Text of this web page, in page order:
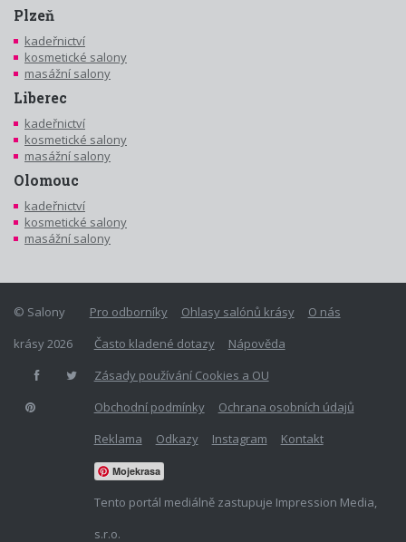
Plzeň
kadeřnictví
kosmetické salony
masážní salony
Liberec
kadeřnictví
kosmetické salony
masážní salony
Olomouc
kadeřnictví
kosmetické salony
masážní salony
Pro odborníky Ohlasy salónů krásy
O nás
Často kladené dotazy
Nápověda
Zásady používání Cookies a OU
Obchodní podmínky
Ochrana osobních údajů
Reklama
Odkazy Instagram Kontakt
Mojekrasa
Tento portál mediálně zastupuje Impression Media,
s.r.o.
© Salony
krásy 2026